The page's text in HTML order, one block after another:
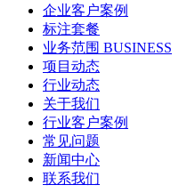
企业客户案例
标注套餐
业务范围 BUSINESS
项目动态
行业动态
关于我们
行业客户案例
常见问题
新闻中心
联系我们